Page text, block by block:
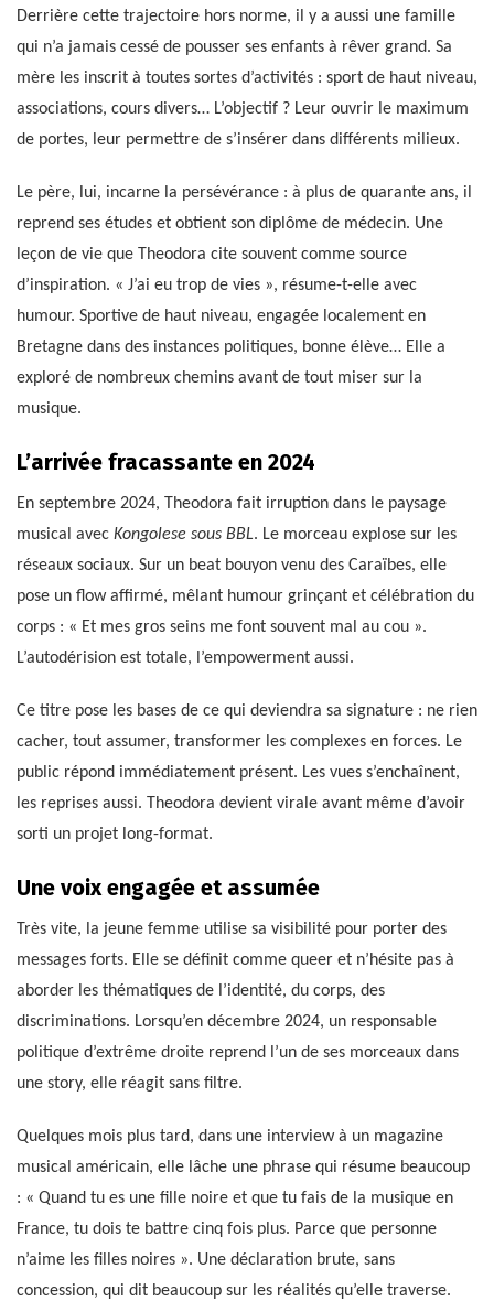
Derrière cette trajectoire hors norme, il y a aussi une famille
qui n’a jamais cessé de pousser ses enfants à rêver grand. Sa
mère les inscrit à toutes sortes d’activités : sport de haut niveau,
associations, cours divers… L’objectif ? Leur ouvrir le maximum
de portes, leur permettre de s’insérer dans différents milieux.
Le père, lui, incarne la persévérance : à plus de quarante ans, il
reprend ses études et obtient son diplôme de médecin. Une
leçon de vie que Theodora cite souvent comme source
d’inspiration. « J’ai eu trop de vies », résume-t-elle avec
humour. Sportive de haut niveau, engagée localement en
Bretagne dans des instances politiques, bonne élève… Elle a
exploré de nombreux chemins avant de tout miser sur la
musique.
L’arrivée fracassante en 2024
En septembre 2024, Theodora fait irruption dans le paysage
musical avec Kongolese sous BBL. Le morceau explose sur les
réseaux sociaux. Sur un beat bouyon venu des Caraïbes, elle
pose un flow affirmé, mêlant humour grinçant et célébration du
corps : « Et mes gros seins me font souvent mal au cou ».
L’autodérision est totale, l’empowerment aussi.
Ce titre pose les bases de ce qui deviendra sa signature : ne rien
cacher, tout assumer, transformer les complexes en forces. Le
public répond immédiatement présent. Les vues s’enchaînent,
les reprises aussi. Theodora devient virale avant même d’avoir
sorti un projet long-format.
Une voix engagée et assumée
Très vite, la jeune femme utilise sa visibilité pour porter des
messages forts. Elle se définit comme queer et n’hésite pas à
aborder les thématiques de l’identité, du corps, des
discriminations. Lorsqu’en décembre 2024, un responsable
politique d’extrême droite reprend l’un de ses morceaux dans
une story, elle réagit sans filtre.
Quelques mois plus tard, dans une interview à un magazine
musical américain, elle lâche une phrase qui résume beaucoup
: « Quand tu es une fille noire et que tu fais de la musique en
France, tu dois te battre cinq fois plus. Parce que personne
n’aime les filles noires ». Une déclaration brute, sans
concession, qui dit beaucoup sur les réalités qu’elle traverse.